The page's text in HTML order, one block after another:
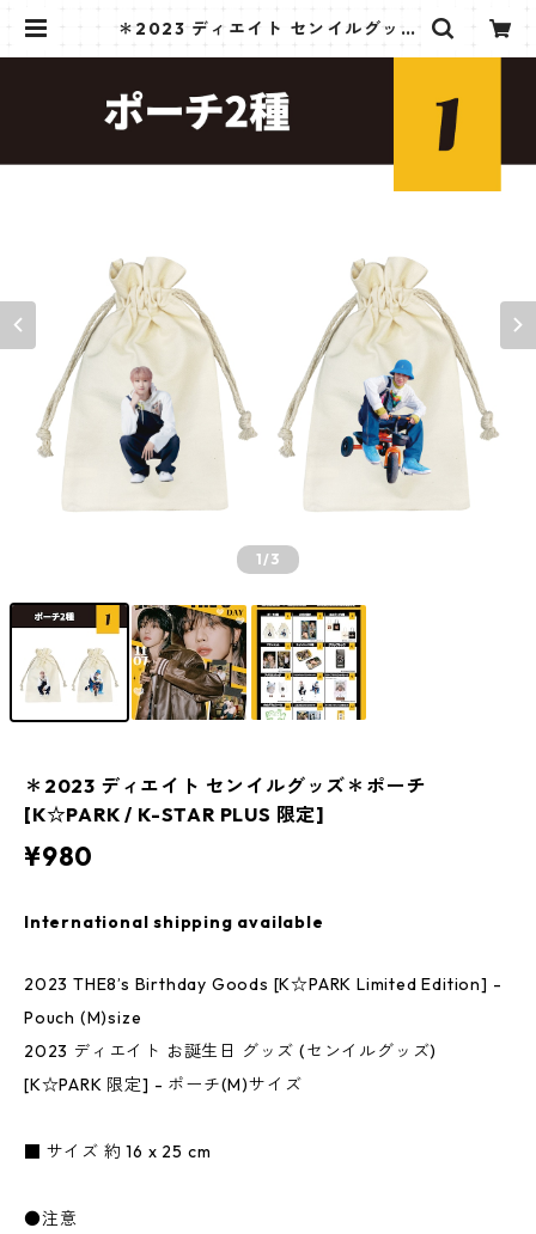
＊2023 ディエイト センイルグッズ
1/3
＊2023 ディエイト センイルグッズ＊ポーチ
[K☆PARK / K-STAR PLUS 限定]
¥980
International shipping available
2023 THE8’s Birthday Goods [K☆PARK Limited Edition] -
Pouch (M)size
2023 ディエイト お誕生日 グッズ (センイルグッズ)
[K☆PARK 限定] - ポーチ(M)サイズ
■ サイズ 約 16 x 25 cm
●注意